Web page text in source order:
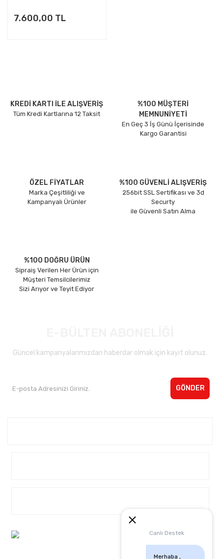
Canlı Destek
Merhaba ,
7.600,00 TL
KREDİ KARTI İLE ALIŞVERİŞ
Tüm Kredi Kartlarına 12 Taksit
%100 MÜŞTERİ
MEMNUNİYETİ
En Geç 3 İş Günü İçerisinde
Kargo Garantisi
ÖZEL FİYATLAR
Marka Çeşitliliği ve
Kampanyalı Ürünler
%100 GÜVENLİ ALIŞVERİŞ
256bit SSL Sertifikası ve 3d
Securty
ile Güvenli Satın Alma
%100 DOĞRU ÜRÜN
Sipraiş Verilen Her Ürün için
Müşteri Temsilcilerimiz
Sizi Arıyor ve Teyit Ediyor
Güncel kampanyalarımızdan haberdar olmak için kayıt olunuz.
GÖNDER